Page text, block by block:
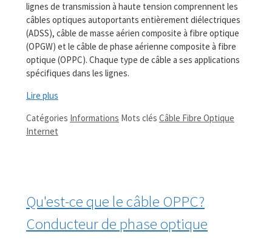
lignes de transmission à haute tension comprennent les
câbles optiques autoportants entièrement diélectriques
(ADSS), câble de masse aérien composite à fibre optique
(OPGW) et le câble de phase aérienne composite à fibre
optique (OPPC). Chaque type de câble a ses applications
spécifiques dans les lignes.
Lire plus
Catégories Informations Mots clés Câble Fibre Optique
Internet
Qu'est-ce que le câble OPPC?
Conducteur de phase optique